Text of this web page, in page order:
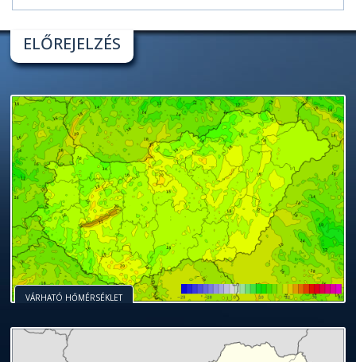
ELŐREJELZÉS
VÁRHATÓ HŐMÉRSÉKLET